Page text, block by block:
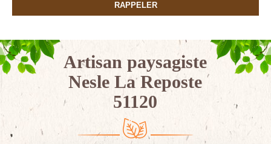
Artisan paysagiste
Nesle La Reposte
51120